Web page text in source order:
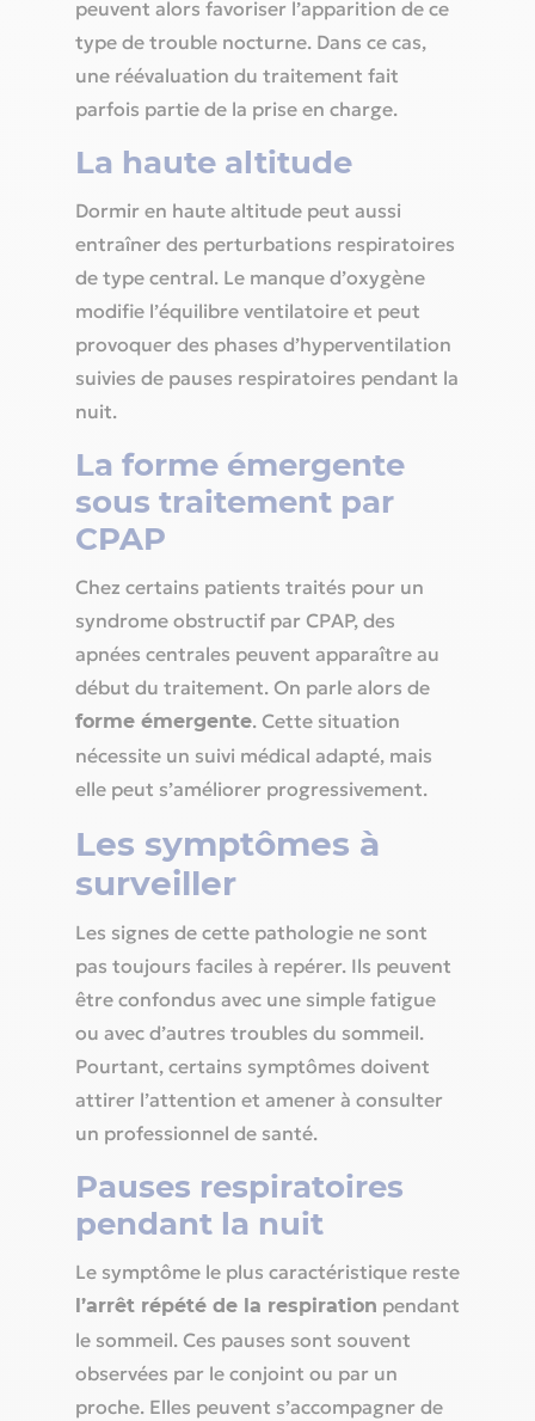
peuvent alors favoriser l’apparition de ce
type de trouble nocturne. Dans ce cas,
une réévaluation du traitement fait
parfois partie de la prise en charge.
La haute altitude
Dormir en haute altitude peut aussi
entraîner des perturbations respiratoires
de type central. Le manque d’oxygène
modifie l’équilibre ventilatoire et peut
provoquer des phases d’hyperventilation
suivies de pauses respiratoires pendant la
nuit.
La forme émergente
sous traitement par
CPAP
Chez certains patients traités pour un
syndrome obstructif par CPAP, des
apnées centrales peuvent apparaître au
début du traitement. On parle alors de
forme émergente. Cette situation
nécessite un suivi médical adapté, mais
elle peut s’améliorer progressivement.
Les symptômes à
surveiller
Les signes de cette pathologie ne sont
pas toujours faciles à repérer. Ils peuvent
être confondus avec une simple fatigue
ou avec d’autres troubles du sommeil.
Pourtant, certains symptômes doivent
attirer l’attention et amener à consulter
un professionnel de santé.
Pauses respiratoires
pendant la nuit
Le symptôme le plus caractéristique reste
l’arrêt répété de la respiration pendant
le sommeil. Ces pauses sont souvent
observées par le conjoint ou par un
proche. Elles peuvent s’accompagner de